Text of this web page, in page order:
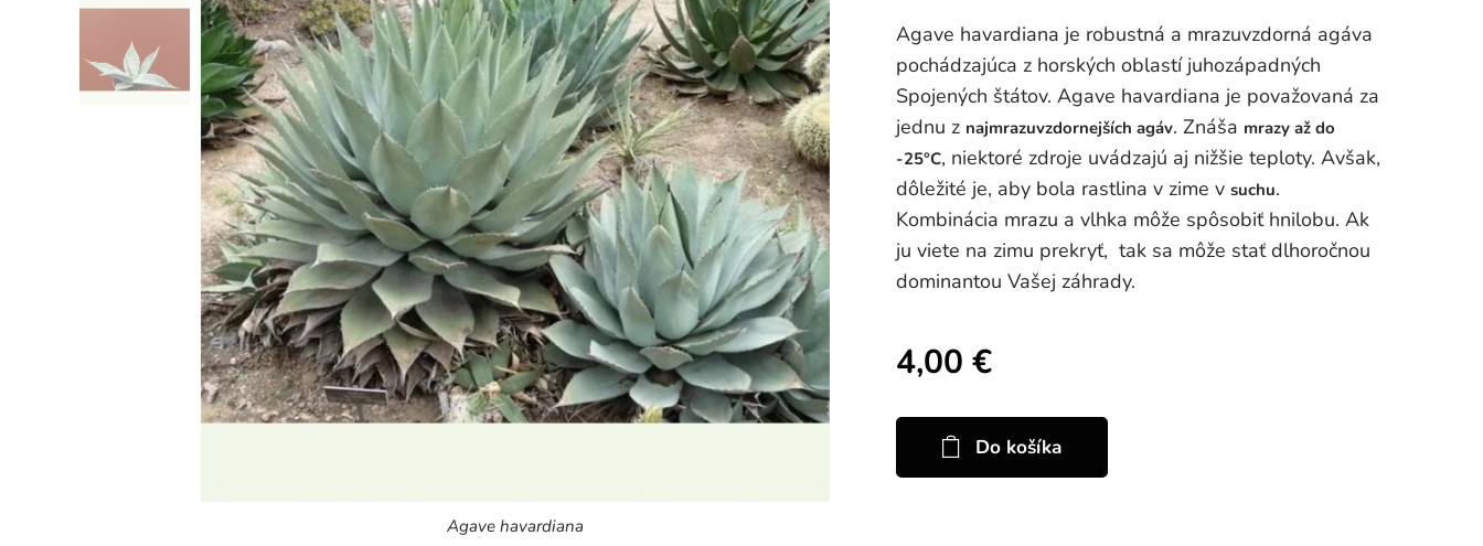
Agave havardiana
Agave havardiana - približná predajná veľkosť
Agave havardiana je robustná a mrazuvzdorná agáva
pochádzajúca z horských oblastí juhozápadných
Spojených štátov. Agave havardiana je považovaná za
jednu z najmrazuvzdornejších agáv. Znáša mrazy až do
-25°C, niektoré zdroje uvádzajú aj nižšie teploty. Avšak,
dôležité je, aby bola rastlina v zime v suchu.
Kombinácia mrazu a vlhka môže spôsobiť hnilobu. Ak
ju viete na zimu prekryť, tak sa môže stať dlhoročnou
dominantou Vašej záhrady.
4,00 €
Do košíka